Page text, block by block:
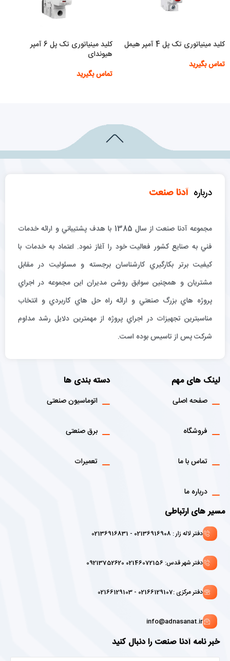
کلید مینیاتوری تک پل 4 آمپر هیمل
تماس بگیرید
کلید مینیاتوری تک پل 6 آمپر
هیوندای
تماس بگیرید
درباره آدنا صنعت
مجموعه آدنا صنعت از سال 1385 با هدف پشتيباني و ارائه خدمات
فني به صنايع كشور فعاليت خود را آغاز نمود. اعتماد به خدمات با
كيفيت برتر بكارگيري كارشناسان برجسته و مسئوليت در مقابل
مشتريان و همچنين سوابق روشن مديران اين مجموعه در اجراي
پروژه هاي بزرگ صنعتي و ارائه راه حل هاي كاربردي و انتخاب
مناسبترين تجهيزات در اجراي پروژه از مهمترين دلايل رشد مداوم
شركت پس از تاسيس بوده است.
لینک های مهم
صفحه اصلی
فروشگاه
تماس با ما
درباره ما
دسته بندی ها
اتوماسیون صنعتی
برق صنعتی
تعمیرات
مسیر های ارتباطی
دفتر لاله زار : 02136916908 - 02136916831
دفتر شهر قدس: 02146072156 09213752620
دفتر مرکزی :02166129107 - 02166129103
info@adnasanat.ir
خبر نامه آدنا صنعت را دنبال کنید